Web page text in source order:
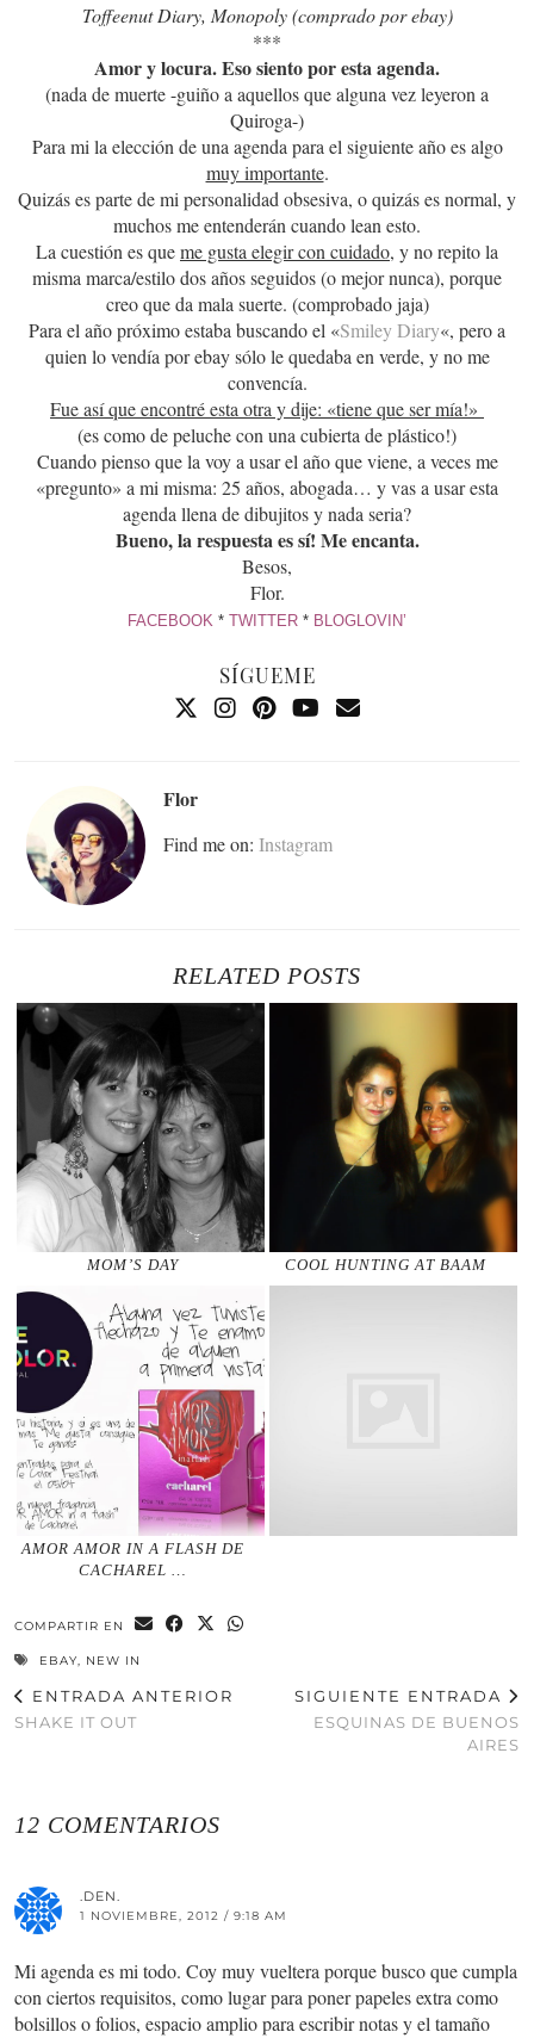
Toffeenut Diary, Monopoly (comprado por ebay)
***
Amor y locura. Eso siento por esta agenda.
(nada de muerte -guiño a aquellos que alguna vez leyeron a
Quiroga-)
Para mi la elección de una agenda para el siguiente año es algo
muy importante.
Quizás es parte de mi personalidad obsesiva, o quizás es normal, y
muchos me entenderán cuando lean esto.
La cuestión es queme gusta elegir con cuidado, y no repito la
misma marca/estilo dos años seguidos (o mejor nunca), porque
creo que da mala suerte. (comprobado jaja)
Para el año próximo estaba buscando el «Smiley Diary«, pero a
quien lo vendía por ebay sólo le quedaba en verde, y no me
convencía.
Fue así que encontré esta otra y dije: «tiene que ser mía!»
(es como de peluche con una cubierta de plástico!)
Cuando pienso que la voy a usar el año que viene, a veces me
«pregunto» a mi misma: 25 años, abogada… y vas a usar esta
agenda llena de dibujitos y nada seria?
Bueno, la respuesta es sí! Me encanta.
Besos,
Flor.
FACEBOOK * TWITTER * BLOGLOVIN’
SÍGUEME
Flor
Find me on: Instagram
RELATED POSTS
MOM’S DAY COOL HUNTING AT BAAM
AMOR AMOR IN A FLASH DE
CACHAREL …
COMPARTIR EN
EBAY, NEW IN
ENTRADA ANTERIOR
SHAKE IT OUT
SIGUIENTE ENTRADA
ESQUINAS DE BUENOS
AIRES
12 COMENTARIOS
.DEN.
1 NOVIEMBRE, 2012 / 9:18 AM
Mi agenda es mi todo. Coy muy vueltera porque busco que cumpla
con ciertos requisitos, como lugar para poner papeles extra como
bolsillos o folios, espacio amplio para escribir notas y el tamaño